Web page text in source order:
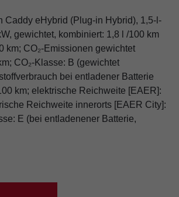
Caddy eHybrid (Plug-in Hybrid), 1,5-l-
gewichtet, kombiniert: 1,8 l /100 km
km; CO₂-Emissionen gewichtet
CO₂-Klasse: B (gewichtet
bei entladener Batterie
km; elektrische Reichweite [EAER]:
Reichweite innerorts [EAER City]:
E (bei entladenener Batterie,